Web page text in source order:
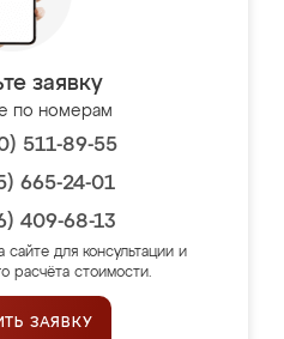
заявку
по номерам
511-89-55
665-24-01
409-68-13
сайте для консультации и
расчёта стоимости.
ЗАЯВКУ